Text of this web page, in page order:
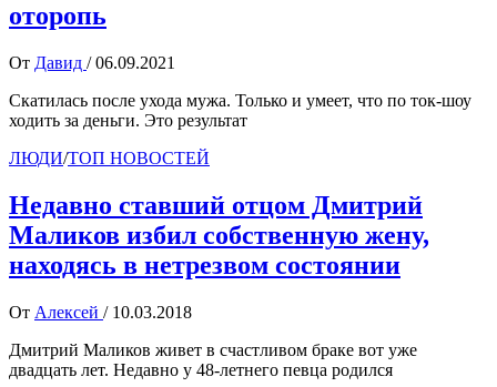
оторопь
От Давид / 06.09.2021
Скатилась после ухода мужа. Только и умеет, что по ток-шоу
ходить за деньги. Это результат
ЛЮДИ/ТОП НОВОСТЕЙ
Недавно ставший отцом Дмитрий
Маликов избил собственную жену,
находясь в нетрезвом состоянии
От Алексей / 10.03.2018
Дмитрий Маликов живет в счастливом браке вот уже
двадцать лет. Недавно у 48-летнего певца родился